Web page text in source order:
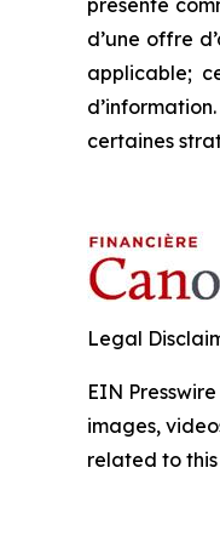
d’une offre
applicable;
certaines
Legal
EIN
images,
related to